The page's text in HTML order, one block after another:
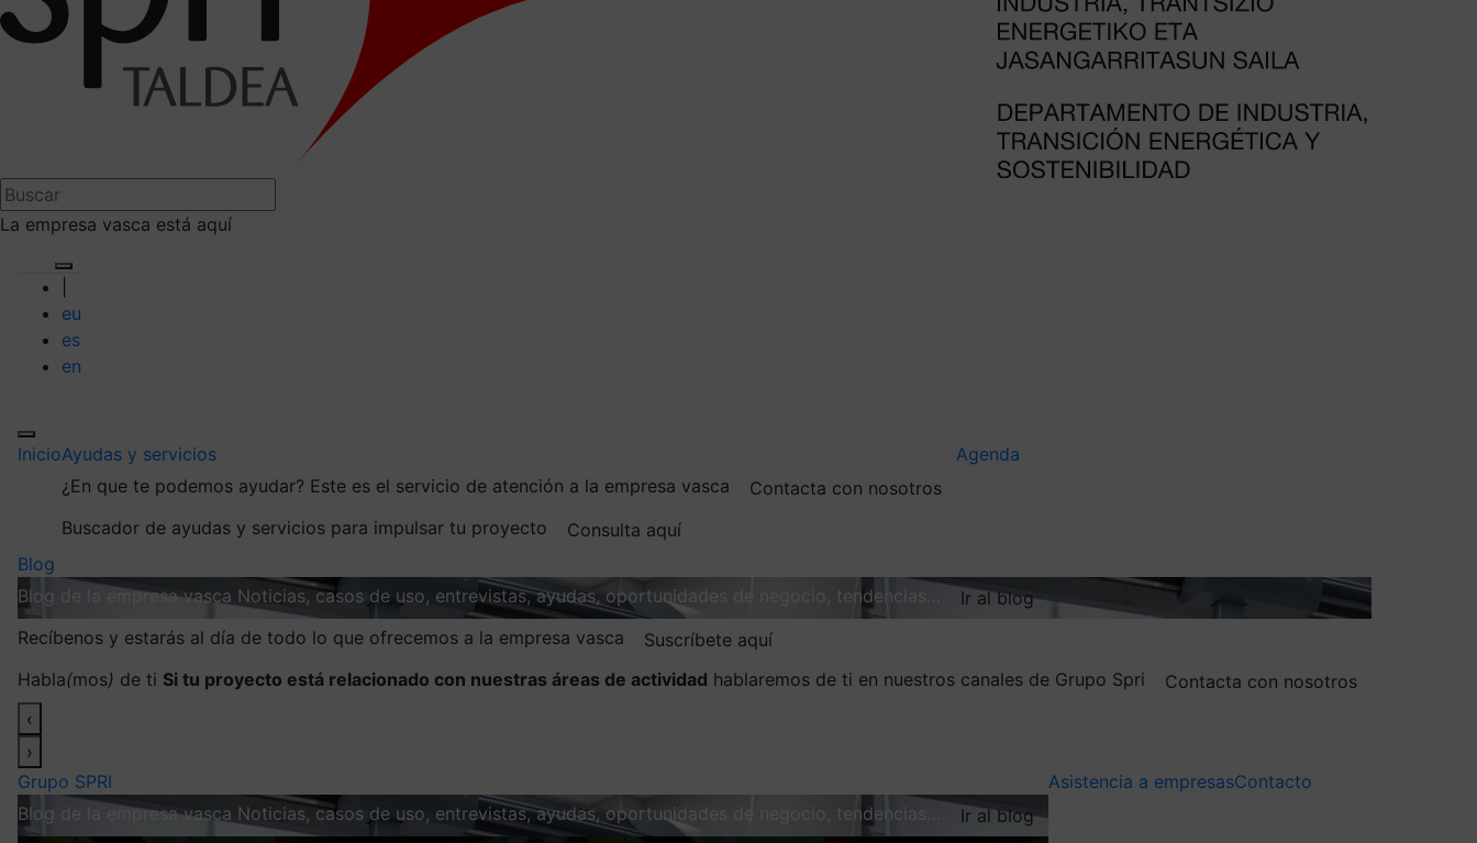
La empresa vasca está aquí
eu
es
en
InicioAyudas y servicios
¿En que te podemos ayudar? Este es el servicio de atención a la empresa vasca
Contacta con nosotros
Buscador de ayudas y servicios para impulsar tu proyecto
Consulta aquí
Agenda
Blog
Blog de la empresa vasca Noticias, casos de uso, entrevistas, ayudas, oportunidades de negocio, tendencias…
Ir al blog
Recíbenos y estarás al día de todo lo que ofrecemos a la empresa vasca
Suscríbete aquí
Habla(mos) de ti Si tu proyecto está relacionado con nuestras áreas de actividad hablaremos de ti en nuestros canales de Grupo Spri
Contacta con nosotros
‹
›
Grupo SPRI
Blog de la empresa vasca Noticias, casos de uso, entrevistas, ayudas, oportunidades de negocio, tendencias…
Ir al blog
Asistencia a empresasContacto